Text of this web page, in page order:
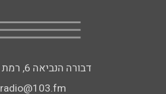
דבורה הנביאה 6, רמת השרון
radio@103.fm